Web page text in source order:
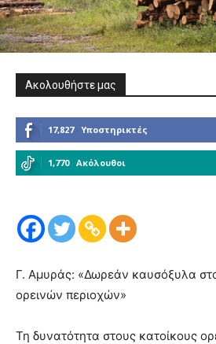
Ακολουθήστε μας
17,827 Υποστηρικτές
1,770 Ακόλουθοι
Γ. Αμυράς: «Δωρεάν καυσόξυλα
ορεινών περιοχών»
Τη δυνατότητα στους κατοίκους